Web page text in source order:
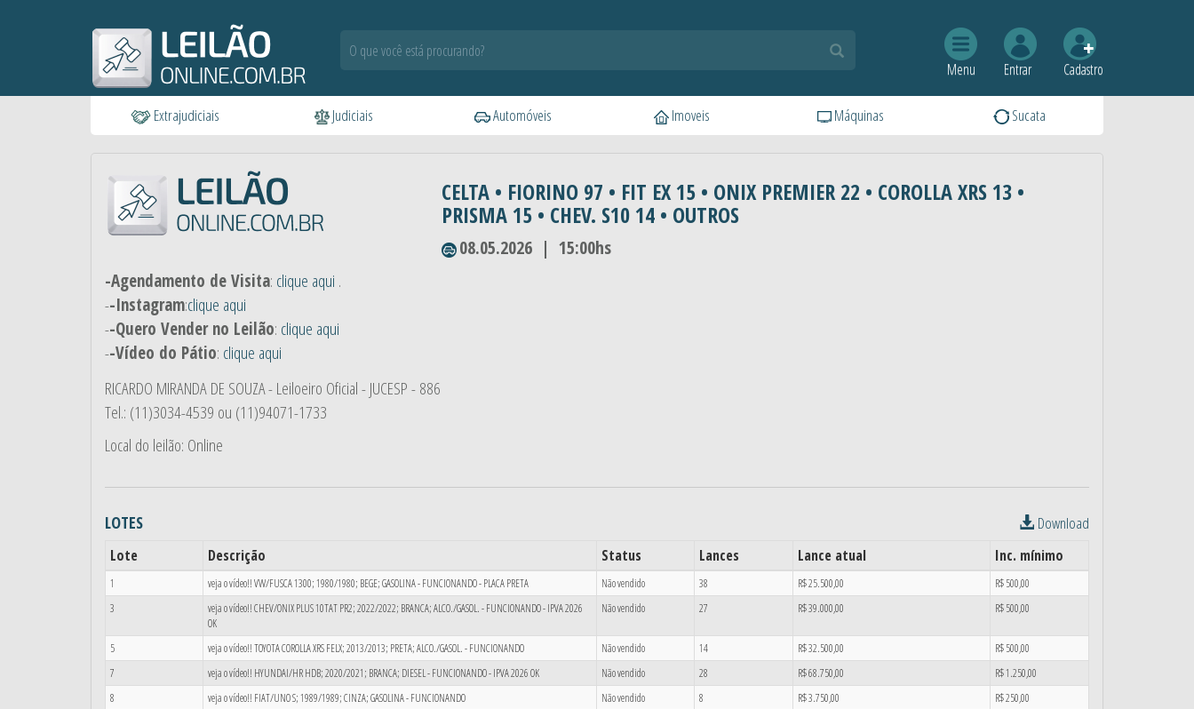
Menu Entrar Cadastro
Extrajudiciais Judiciais Automóveis Imoveis Máquinas Sucata
CELTA • FIORINO 97 • FIT EX 15 • ONIX PREMIER 22 • COROLLA XRS 13 •
PRISMA 15 • CHEV. S10 14 • OUTROS
08.05.2026 | 15:00hs
-Agendamento de Visita: clique aqui .
--Instagram:clique aqui
--Quero Vender no Leilão: clique aqui
--Vídeo do Pátio: clique aqui
RICARDO MIRANDA DE SOUZA- Leiloeiro Oficial - JUCESP - 886
Tel.: (11)3034-4539 ou (11)94071-1733
Local do leilão: Online
LOTES Download
Lote Descrição Status Lances Lance atual Inc. mínimo
1 veja o vídeo!! VW/FUSCA 1300; 1980/1980; BEGE; GASOLINA - FUNCIONANDO - PLACA PRETA Não vendido 38 R$ 25.500,00
R$ 500,00
3
veja o vídeo!! CHEV/ONIX PLUS 10TAT PR2; 2022/2022; BRANCA; ALCO./GASOL. - FUNCIONANDO - IPVA 2026
OK
Não vendido 27 R$ 39.000,00 R$ 500,00
5 veja o vídeo!! TOYOTA COROLLA XRS FELX; 2013/2013; PRETA; ALCO./GASOL. - FUNCIONANDO Não vendido 14 R$ 32.500,00
R$ 500,00
7
veja o vídeo!! HYUNDAI/HR HDB; 2020/2021; BRANCA; DIESEL - FUNCIONANDO - IPVA 2026 OK Não vendido 28 R$ 68.750,00
R$ 1.250,00
8
veja o vídeo!! FIAT/UNO S; 1989/1989; CINZA; GASOLINA - FUNCIONANDO Não vendido 8 R$ 3.750,00
R$ 250,00